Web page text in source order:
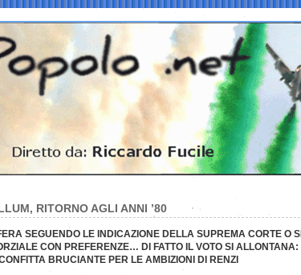
RITORNO AGLI ANNI ’80
SEGUENDO LE INDICAZIONE DELLA SUPREMA CORTE O SI
CON PREFERENZE… DI FATTO IL VOTO SI ALLONTANA:
BRUCIANTE PER LE AMBIZIONI DI RENZI